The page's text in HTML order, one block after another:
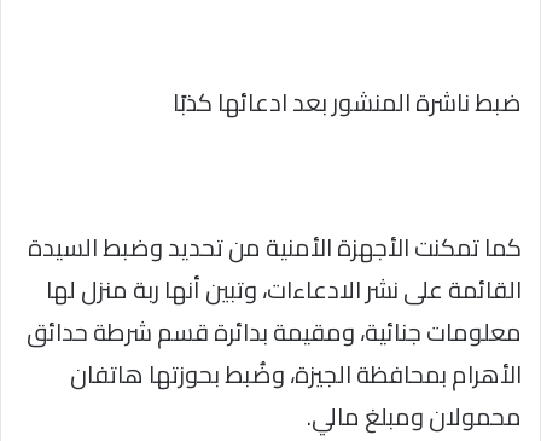
ضبط ناشرة المنشور بعد ادعائها كذبًا
كما تمكنت الأجهزة الأمنية من تحديد وضبط السيدة
القائمة على نشر الادعاءات، وتبين أنها ربة منزل لها
معلومات جنائية، ومقيمة بدائرة قسم شرطة حدائق
الأهرام بمحافظة الجيزة، وضُبط بحوزتها هاتفان
محمولان ومبلغ مالي.